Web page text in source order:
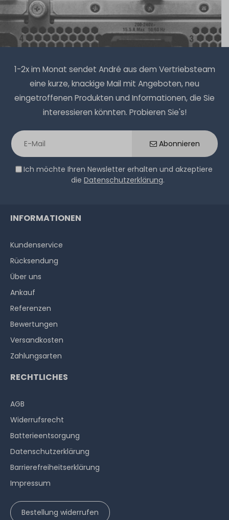
1-2x im Monat sendet André aus dem Vertriebsteam
eine kurze, knackige Mail mit Angeboten, neu
eingetroffenen Produkten und Informationen, die Sie
interessieren könnten. Probieren Sie's!
Abonnieren
Ich möchte Ihren Newsletter erhalten und akzeptiere
die Datenschutzerklärung.
INFORMATIONEN
Kundenservice
Rücksendung
Über uns
Ankauf
Referenzen
Bewertungen
Versandkosten
Zahlungsarten
RECHTLICHES
AGB
Widerrufs­recht
Batterieentsorgung
Datenschutzerklärung
Barrierefreiheitserklärung
Impressum
Bestellung widerrufen